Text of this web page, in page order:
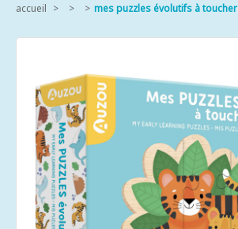
accueil mes puzzles évolutifs à toucher